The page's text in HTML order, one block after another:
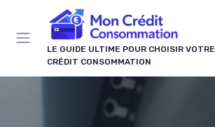
LE GUIDE ULTIME POUR CHOISIR VOTRE
CRÉDIT CONSOMMATION
Panneau de gestion des cookies